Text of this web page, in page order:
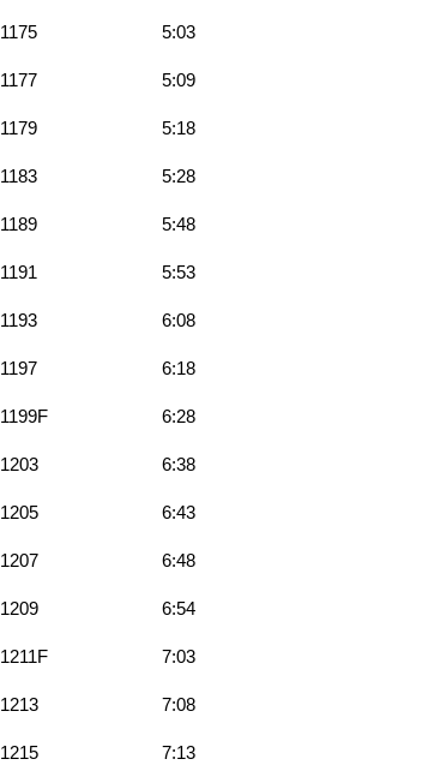
1175 5:03
1177 5:09
1179 5:18
1183 5:28
1189 5:48
1191 5:53
1193 6:08
1197 6:18
1199F 6:28
1203 6:38
1205 6:43
1207 6:48
1209 6:54
1211F 7:03
1213 7:08
1215 7:13